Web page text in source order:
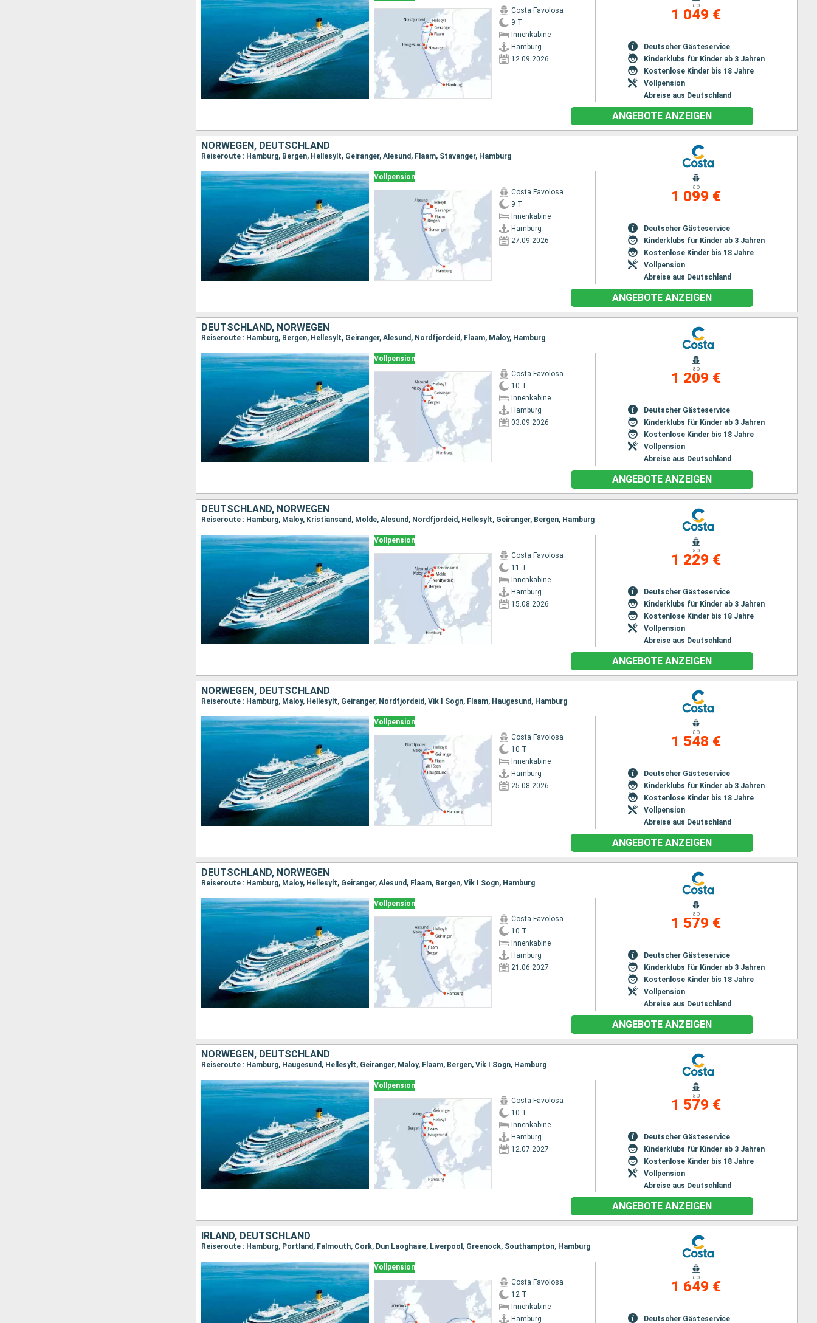
Costa Favolosa
9 T
Innenkabine
Hamburg
12.09.2026
ab
1 049 €
Deutscher Gästeservice
Kinderklubs für Kinder ab 3 Jahren
Kostenlose Kinder bis 18 Jahre
Vollpension
Abreise aus Deutschland
ANGEBOTE ANZEIGEN
NORWEGEN, DEUTSCHLAND
Reiseroute : Hamburg, Bergen, Hellesylt, Geiranger, Alesund, Flaam, Stavanger, Hamburg
Vollpension
Costa Favolosa
9 T
Innenkabine
Hamburg
27.09.2026
ab
1 099 €
Deutscher Gästeservice
Kinderklubs für Kinder ab 3 Jahren
Kostenlose Kinder bis 18 Jahre
Vollpension
Abreise aus Deutschland
ANGEBOTE ANZEIGEN
DEUTSCHLAND, NORWEGEN
Reiseroute : Hamburg, Bergen, Hellesylt, Geiranger, Alesund, Nordfjordeid, Flaam, Maloy, Hamburg
Vollpension
Costa Favolosa
10 T
Innenkabine
Hamburg
03.09.2026
ab
1 209 €
Deutscher Gästeservice
Kinderklubs für Kinder ab 3 Jahren
Kostenlose Kinder bis 18 Jahre
Vollpension
Abreise aus Deutschland
ANGEBOTE ANZEIGEN
DEUTSCHLAND, NORWEGEN
Reiseroute : Hamburg, Maloy, Kristiansand, Molde, Alesund, Nordfjordeid, Hellesylt, Geiranger, Bergen, Hamburg
Vollpension
Costa Favolosa
11 T
Innenkabine
Hamburg
15.08.2026
ab
1 229 €
Deutscher Gästeservice
Kinderklubs für Kinder ab 3 Jahren
Kostenlose Kinder bis 18 Jahre
Vollpension
Abreise aus Deutschland
ANGEBOTE ANZEIGEN
NORWEGEN, DEUTSCHLAND
Reiseroute : Hamburg, Maloy, Hellesylt, Geiranger, Nordfjordeid, Vik I Sogn, Flaam, Haugesund, Hamburg
Vollpension
Costa Favolosa
10 T
Innenkabine
Hamburg
25.08.2026
ab
1 548 €
Deutscher Gästeservice
Kinderklubs für Kinder ab 3 Jahren
Kostenlose Kinder bis 18 Jahre
Vollpension
Abreise aus Deutschland
ANGEBOTE ANZEIGEN
DEUTSCHLAND, NORWEGEN
Reiseroute : Hamburg, Maloy, Hellesylt, Geiranger, Alesund, Flaam, Bergen, Vik I Sogn, Hamburg
Vollpension
Costa Favolosa
10 T
Innenkabine
Hamburg
21.06.2027
ab
1 579 €
Deutscher Gästeservice
Kinderklubs für Kinder ab 3 Jahren
Kostenlose Kinder bis 18 Jahre
Vollpension
Abreise aus Deutschland
ANGEBOTE ANZEIGEN
NORWEGEN, DEUTSCHLAND
Reiseroute : Hamburg, Haugesund, Hellesylt, Geiranger, Maloy, Flaam, Bergen, Vik I Sogn, Hamburg
Vollpension
Costa Favolosa
10 T
Innenkabine
Hamburg
12.07.2027
ab
1 579 €
Deutscher Gästeservice
Kinderklubs für Kinder ab 3 Jahren
Kostenlose Kinder bis 18 Jahre
Vollpension
Abreise aus Deutschland
ANGEBOTE ANZEIGEN
IRLAND, DEUTSCHLAND
Reiseroute : Hamburg, Portland, Falmouth, Cork, Dun Laoghaire, Liverpool, Greenock, Southampton, Hamburg
Vollpension
Costa Favolosa
12 T
Innenkabine
Hamburg
ab
1 649 €
Deutscher Gästeservice